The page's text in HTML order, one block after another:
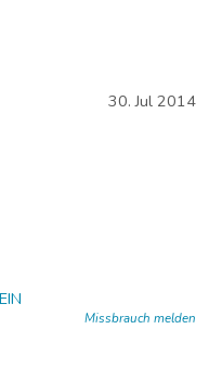
30. Jul 2014
Missbrauch melden